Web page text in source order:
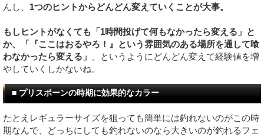
んし、 1つのヒントからどんどん変えていくことが大事。
もしヒントがなくても「1時間投げて何もなかったら変える」と
か、「『ここはおるやろ！』という雰囲気のある場所を通して喰
わなかったら変える」
、というようにどんどん変えて経験値を増
やしていくしかないね。
■ プリスポーンの時期に効果的なカラー
たとえレギュラーサイズを狙っても簡単には釣れないのがこの時
期なんで、どっちにしても釣れないのなら大きいのが釣れるフェ